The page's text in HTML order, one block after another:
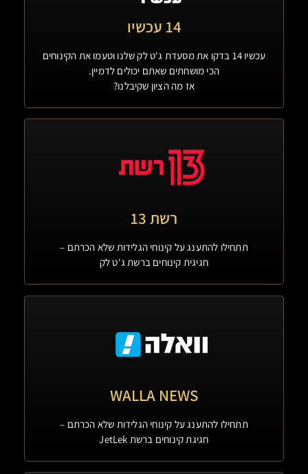
14 עכשיו
עכשיו 14 בדקו את מסעדת ג'ט לק שלנו וטעמו את הקינוחים
הכי מושחתים שאתם יכולים לדמיין.
אז מה הציון שקיבלנו?
רשת 13
תתחילו להתענג על קינוחי הגלידות שלא הכרתם –
חגיגית קינוחים ברשת ג'ט לק
WALLA NEWS
תתחילו להתענג על קינוחי הגלידות שלא הכרתם –
חגיגת קינוחים ברשת JetLek